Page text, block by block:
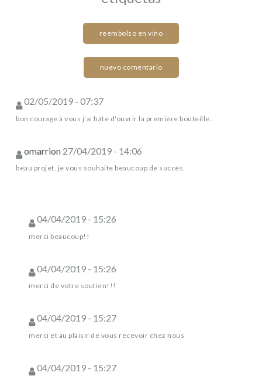
reembolso en vino
nuevo comentario
02/05/2019 - 07:37
bon courage à vous j'ai hâte d'ouvrir la première bouteille..
omarrion 27/04/2019 - 14:06
beau projet. je vous souhaite beaucoup de succès.
04/04/2019 - 15:26
merci beaucoup!!
04/04/2019 - 15:26
merci de votre soutien!!!
04/04/2019 - 15:27
merci et au plaisir de vous recevoir chez nous
04/04/2019 - 15:27